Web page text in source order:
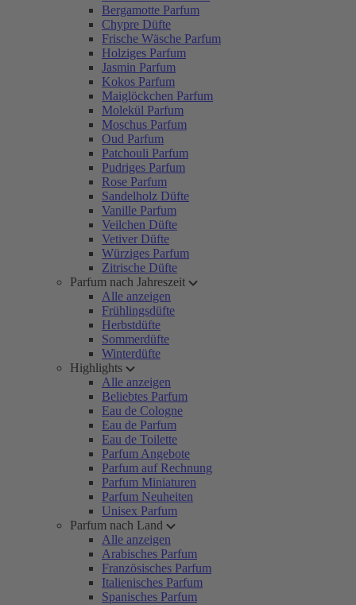
Bergamotte Parfum
Chypre Düfte
Frische Wäsche Parfum
Holziges Parfum
Jasmin Parfum
Kokos Parfum
Maiglöckchen Parfum
Molekül Parfum
Moschus Parfum
Oud Parfum
Patchouli Parfum
Pudriges Parfum
Rose Parfum
Sandelholz Düfte
Vanille Parfum
Veilchen Düfte
Vetiver Düfte
Würziges Parfum
Zitrische Düfte
Parfum nach Jahreszeit
Alle anzeigen
Frühlingsdüfte
Herbstdüfte
Sommerdüfte
Winterdüfte
Highlights
Alle anzeigen
Beliebtes Parfum
Eau de Cologne
Eau de Parfum
Eau de Toilette
Parfum Angebote
Parfum auf Rechnung
Parfum Miniaturen
Parfum Neuheiten
Unisex Parfum
Parfum nach Land
Alle anzeigen
Arabisches Parfum
Französisches Parfum
Italienisches Parfum
Spanisches Parfum